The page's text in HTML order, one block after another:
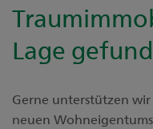
Lage
Gerne unterstützen
neuen